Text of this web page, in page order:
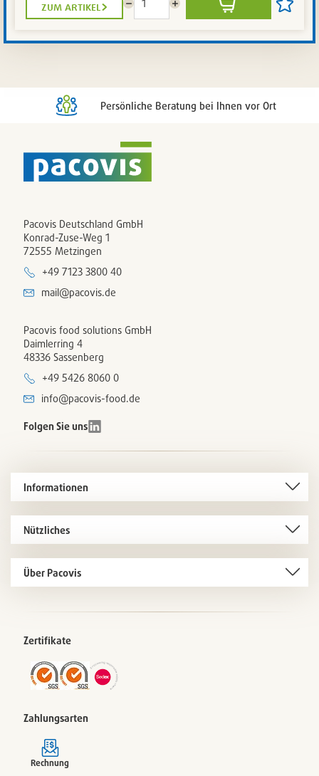
zum artikel
Menge
reduzieren
Menge
erhöhen
In
den
Artikel
Persönliche Beratung bei Ihnen vor Ort
Pacovis Deutschland GmbH
Konrad-Zuse-Weg 1
72555 Metzingen
+49 7123 3800 40
mail@pacovis.de
Pacovis food solutions GmbH
Daimlerring 4
48336 Sassenberg
+49 5426 8060 0
info@pacovis-food.de
Folgen Sie uns
Informationen
Nützliches
Über Pacovis
Zertifikate
Zahlungsarten
Rechnung